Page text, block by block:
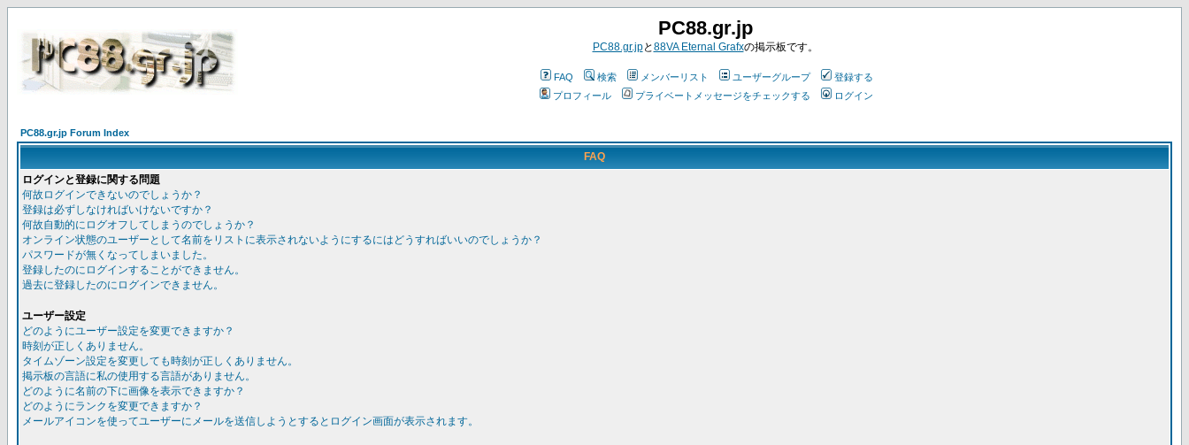
PC88.gr.jp
PC88.gr.jpと88VA Eternal Grafxの掲示板です。
FAQ 検索 メンバーリスト ユーザーグループ
登録する
プロフィール
プライベートメッセージをチェックする ログイン
PC88.gr.jp Forum Index
FAQ
ログインと登録に関する問題
何故ログインできないのでしょうか？
登録は必ずしなければいけないですか？
何故自動的にログオフしてしまうのでしょうか？
オンライン状態のユーザーとして名前をリストに表示されないようにするにはどうすればいいのでしょうか？
パスワードが無くなってしまいました。
登録したのにログインすることができません。
過去に登録したのにログインできません。
ユーザー設定
どのようにユーザー設定を変更できますか？
時刻が正しくありません。
タイムゾーン設定を変更しても時刻が正しくありません。
掲示板の言語に私の使用する言語がありません。
どのように名前の下に画像を表示できますか？
どのようにランクを変更できますか？
メールアイコンを使ってユーザーにメールを送信しようとするとログイン画面が表示されます。